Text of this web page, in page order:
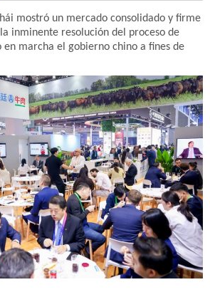
mostró un mercado consolidado y firme
inminente resolución del proceso de
en marcha el gobierno chino a fines de